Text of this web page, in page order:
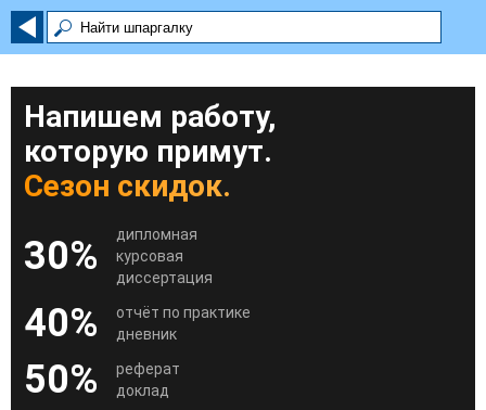
Напишем работу,
которую примут.
Сезон скидок.
30%
дипломная
курсовая
диссертация
40%
отчёт по практике
дневник
50%
реферат
доклад